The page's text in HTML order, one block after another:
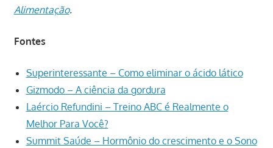
Alimentação.
Fontes
Superinteressante – Como eliminar o ácido lático
Gizmodo – A ciência da gordura
Laércio Refundini – Treino ABC é Realmente o
Melhor Para Você?
Summit Saúde – Hormônio do crescimento e o Sono